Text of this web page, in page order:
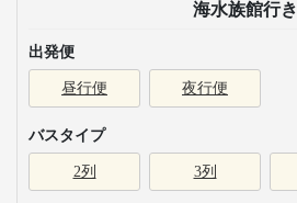
海水族館行き
出発便
昼行便 夜行便
バスタイプ
2列 3列